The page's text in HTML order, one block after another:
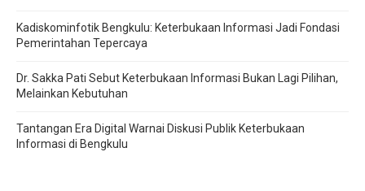
Kadiskominfotik Bengkulu: Keterbukaan Informasi Jadi Fondasi
Pemerintahan Tepercaya
Dr. Sakka Pati Sebut Keterbukaan Informasi Bukan Lagi Pilihan,
Melainkan Kebutuhan
Tantangan Era Digital Warnai Diskusi Publik Keterbukaan
Informasi di Bengkulu